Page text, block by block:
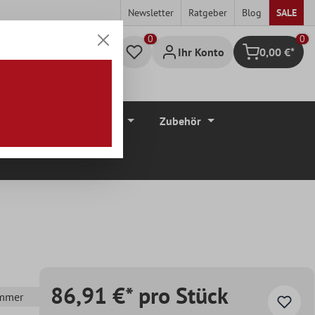
Newsletter Ratgeber Blog SALE
Ihr Konto Warenkorb
0
0,00 €*
Zubehör
86,91 €* pro Stück